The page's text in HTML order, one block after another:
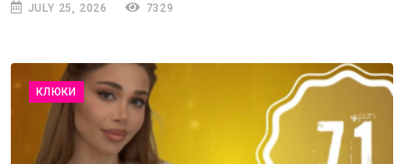
JULY 25, 2026 7329
КЛЮКИ